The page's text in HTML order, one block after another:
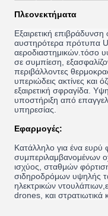
Πλεονεκτήματα
Εξαιρετική
αυστηρότερα πρότυπα
αεροδιαστημικών.τόσο
σε συμπίεση,
περιβάλλοντες
υπεριώδεις ακτίνες και
εξαιρετική σφραγίδα.
υποστήριξη από
υπηρεσίας.
Εφαρμογές:
Κατάλληλο για ένα
συμπεριλαμβανομένων
ισχύος, σταθμών
σιδηροδρόμων υψηλής
ηλεκτρικών
drones, και στρατιωτικά